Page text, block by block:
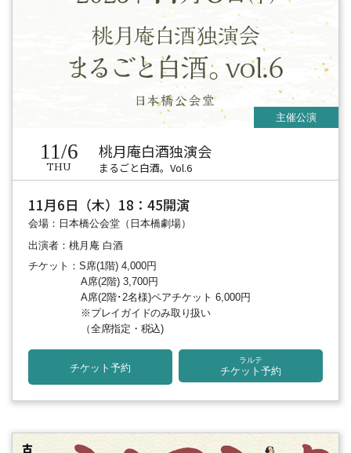
11/6
THU
桃月庵白酒独演会
まるごと白酒。Vol.6
11月6日（木）18：45開演
会場：日本橋公会堂（日本橋劇場）
出演者：桃月庵 白酒
チケット：S席(1階) 4,000円
A席(2階) 3,700円
A席(2階･2名様)ペアチケット 6,000円
※プレイガイドのみ取り扱い
（全席指定・税込)
チケット予約
ラルテ
チケット予約